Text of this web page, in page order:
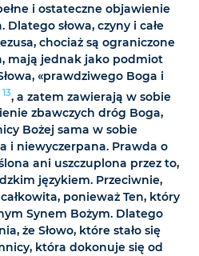
i ostateczne objawienie
słowa, czyny i całe
chociaż są ograniczone
mają jednak jako podmiot
«prawdziwego Boga i
13, a zatem zawierają w sobie
zbawczych dróg Boga,
Bożej sama w sobie
i niewyczerpana. Prawda o
ani uszczuplona przez to,
językiem. Przeciwnie,
ponieważ Ten, który
Synem Bożym. Dlatego
że Słowo, które stało się
która dokonuje się od